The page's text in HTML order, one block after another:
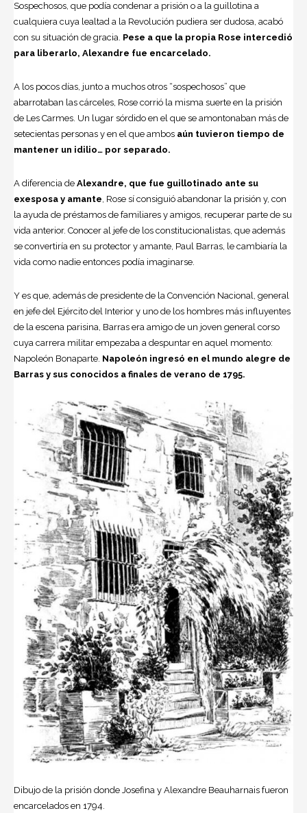
Sospechosos, que podía condenar a prisión o a la guillotina a
cualquiera cuya lealtad a la Revolución pudiera ser dudosa, acabó
con su situación de gracia. Pese a que la propia Rose intercedió
para liberarlo, Alexandre fue encarcelado.
A los pocos días, junto a muchos otros “sospechosos” que
abarrotaban las cárceles, Rose corrió la misma suerte en la prisión
de Les Carmes. Un lugar sórdido en el que se amontonaban más de
setecientas personas y en el que ambos aún tuvieron tiempo de
mantener un idilio… por separado.
A diferencia de Alexandre, que fue guillotinado ante su
exesposa y amante, Rose sí consiguió abandonar la prisión y, con
la ayuda de préstamos de familiares y amigos, recuperar parte de su
vida anterior. Conocer al jefe de los constitucionalistas, que además
se convertiría en su protector y amante, Paul Barras, le cambiaría la
vida como nadie entonces podía imaginarse.
Y es que, además de presidente de la Convención Nacional, general
en jefe del Ejército del Interior y uno de los hombres más influyentes
de la escena parisina, Barras era amigo de un joven general corso
cuya carrera militar empezaba a despuntar en aquel momento:
Napoleón Bonaparte. Napoleón ingresó en el mundo alegre de
Barras y sus conocidos a finales de verano de 1795.
Dibujo de la prisión donde Josefina y Alexandre Beauharnais fueron
encarcelados en 1794.